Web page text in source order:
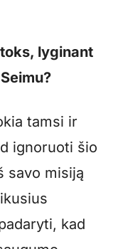
lyginant
tamsi ir
ignoruoti šio
savo misiją
kad